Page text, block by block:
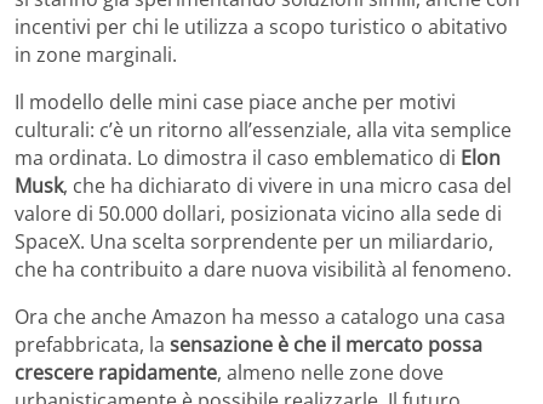
incentivi per chi le utilizza a scopo turistico o abitativo
in zone marginali.
Il modello delle mini case piace anche per motivi
culturali: c’è un ritorno all’essenziale, alla vita semplice
ma ordinata. Lo dimostra il caso emblematico di Elon
Musk, che ha dichiarato di vivere in una micro casa del
valore di 50.000 dollari, posizionata vicino alla sede di
SpaceX. Una scelta sorprendente per un miliardario,
che ha contribuito a dare nuova visibilità al fenomeno.
Ora che anche Amazon ha messo a catalogo una casa
prefabbricata, la sensazione è che il mercato possa
crescere rapidamente, almeno nelle zone dove